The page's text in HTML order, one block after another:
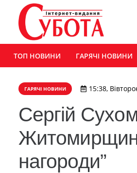
ТОП НОВИНИ ГАРЯЧІ НОВИНИ
ГАРЯЧІ НОВИНИ 15:38,
Сергій
нагороди”